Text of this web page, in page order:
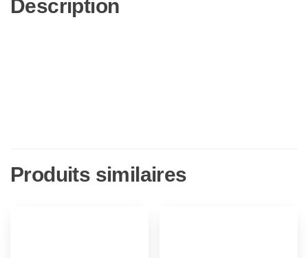
Description
Produits similaires